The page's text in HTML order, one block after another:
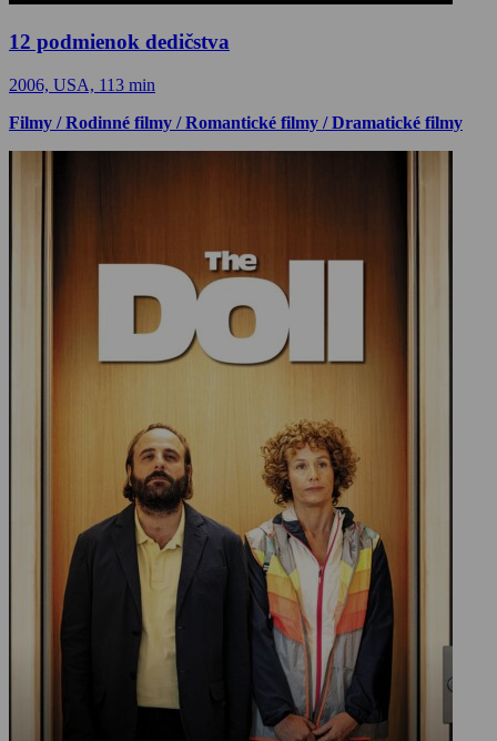
12 podmienok dedičstva
2006, USA, 113 min
Filmy / Rodinné filmy / Romantické filmy / Dramatické filmy